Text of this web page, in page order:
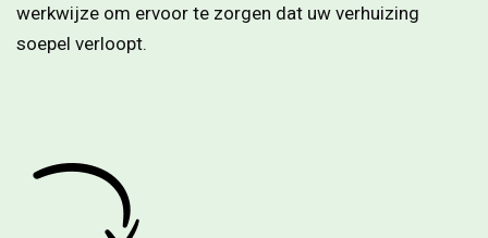
werkwijze om ervoor te zorgen dat uw verhuizing
soepel verloopt.